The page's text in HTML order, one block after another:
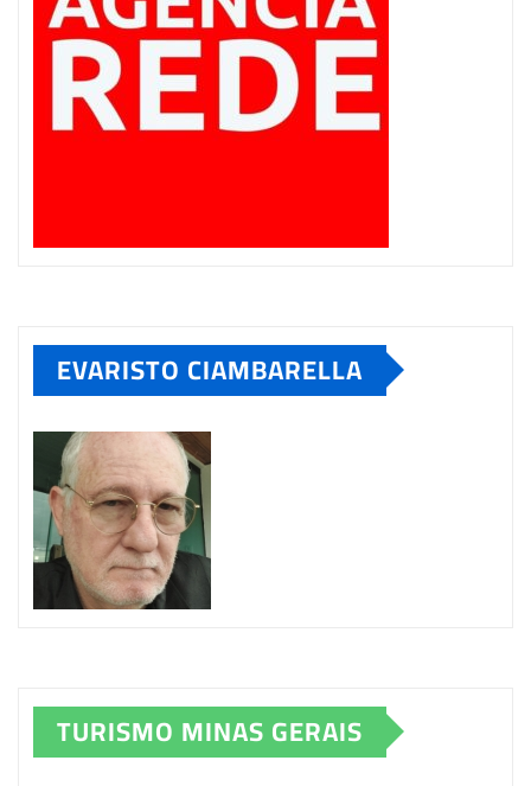
EVARISTO CIAMBARELLA
TURISMO MINAS GERAIS